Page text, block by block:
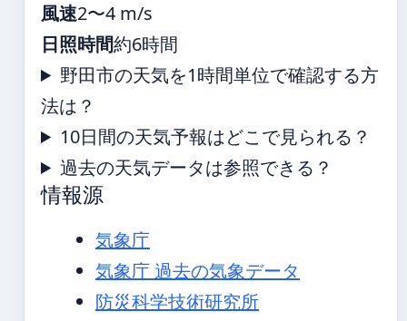
風速2〜4 m/s
日照時間約6時間
野田市の天気を1時間単位で確認する方
法は？
10日間の天気予報はどこで見られる？
過去の天気データは参照できる？
情報源
気象庁
気象庁 過去の気象データ
防災科学技術研究所